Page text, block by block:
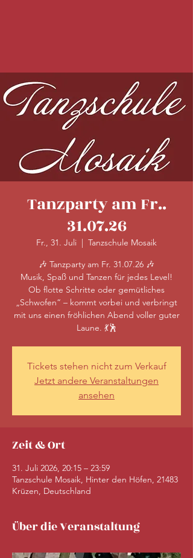
Tanzparty am Fr..
31.07.26
Fr., 31. Juli
  |
Tanzschule Mosaik
🎶 Tanzparty am Fr. 31.07.26 🎶
Musik, Spaß und Tanzen für jedes Level!
Ob flotte Schritte oder gemütliches
„Schwofen“ – kommt vorbei und verbringt
mit uns einen fröhlichen Abend voller guter
Laune. 💃🕺
Tickets stehen nicht zum Verkauf
Jetzt andere Veranstaltungen
ansehen
Zeit & Ort
31. Juli 2026, 20:15 – 23:59
Tanzschule Mosaik, Hinter den Höfen, 21483
Krüzen, Deutschland
Über die Veranstaltung